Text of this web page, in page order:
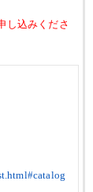
し込みくださ